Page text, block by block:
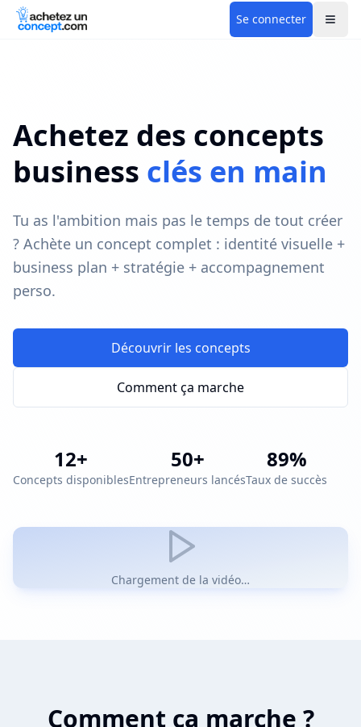
Se connecter
Achetez des concepts
business clés en main
Tu as l'ambition mais pas le temps de tout créer
? Achète un concept complet : identité visuelle +
business plan + stratégie + accompagnement
perso.
Découvrir les concepts
Comment ça marche
12+
Concepts disponibles
50+
Entrepreneurs lancés
89%
Taux de succès
Chargement de la vidéo…
Comment ça marche ?